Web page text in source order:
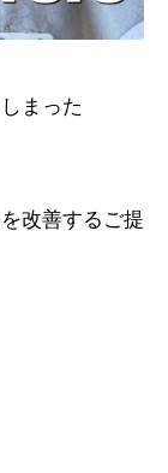
まった
改善するご提